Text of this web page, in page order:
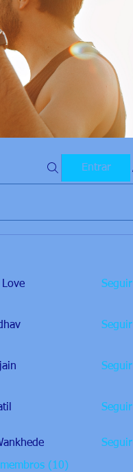
Entrar
Love Seguir
Seguir
Seguir
Seguir
Seguir
(10)